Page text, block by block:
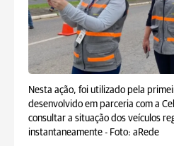
Nesta ação, foi utilizado pela
desenvolvido em parceria com a
consultar a situação dos veículos
instantaneamente - Foto: aRede